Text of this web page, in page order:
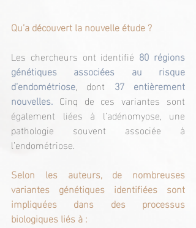
Qu’a découvert la nouvelle étude ?
Les chercheurs ont identifié 80 régions
génétiques associées au risque
d’endométriose, dont 37 entièrement
nouvelles. Cinq de ces variantes sont
également liées à l’adénomyose, une
pathologie souvent associée à
l’endométriose.
Selon les auteurs, de nombreuses
variantes génétiques identifiées sont
impliquées dans des processus
biologiques liés à :